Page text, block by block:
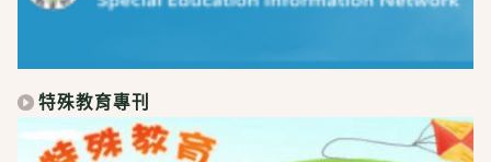
特殊教育專刊